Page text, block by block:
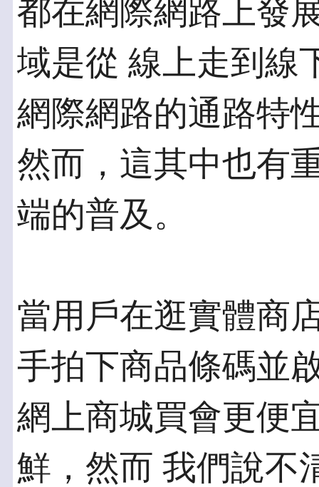
都在網際網路上發
域是從 線上走到線
網際網路的通路特
然而，這其中也有
端的普及。
當用戶在逛實體商
手拍下商品條碼並
網上商城買會更便
鮮，然而 我們說不